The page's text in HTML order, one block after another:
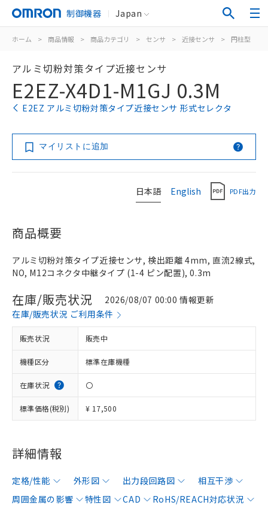
制御機器 Japan
ホーム > 商品情報 > 商品カテゴリ > センサ > 近接センサ > 円柱型
アルミ切粉対策タイプ近接センサ
E2EZ-X4D1-M1GJ 0.3M
E2EZ アルミ切粉対策タイプ近接センサ 形式セレクタ
マイリストに追加
日本語 English PDF出力
商品概要
アルミ切粉対策タイプ近接センサ, 検出距離 4mm, 直流2線式,
NO, M12コネクタ中継タイプ (1-4 ピン配置), 0.3m
在庫/販売状況
2026/08/07 00:00 情報更新
在庫/販売状況 ご利用条件
販売状況 販売中
機種区分 標準在庫機種
在庫状況 〇
標準価格(税別) ¥ 17,500
詳細情報
定格/性能 外形図 出力段回路図
相互干渉
周囲金属の影響
特性図 CAD
RoHS/REACH対応状況